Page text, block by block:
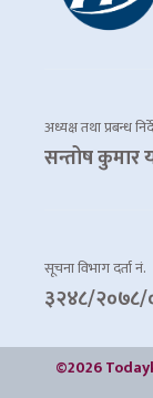
अध्यक्ष तथा प्रबन्ध
सन्तोष कुमार
सूचना विभाग दर्ता नं.
३२४८/
©2026